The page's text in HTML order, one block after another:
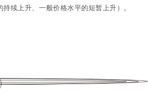
持续上升、一般价格水平的短暂上升）。